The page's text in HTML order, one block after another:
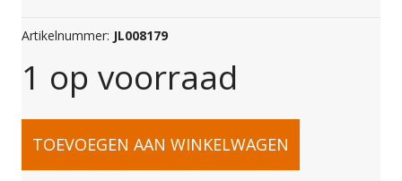
Artikelnummer: JL008179
1 op voorraad
CLS-
TOEVOEGEN AAN WINKELWAGEN